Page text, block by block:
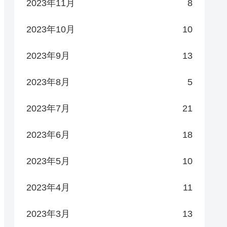
2023年11月 8
2023年10月 10
2023年9月 13
2023年8月 5
2023年7月 21
2023年6月 18
2023年5月 10
2023年4月 11
2023年3月 13